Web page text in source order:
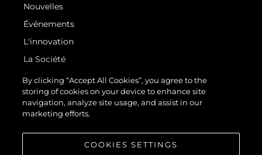
Nouvelles
Événements
L'innovation
La Société
Notre Équipe
Style De Vie
Notre Héritage
By clicking “Accept All Cookies”, you agree to the
storing of cookies on your device to enhance site
navigation, analyze site usage, and assist in our
marketing efforts.
COOKIES SETTINGS